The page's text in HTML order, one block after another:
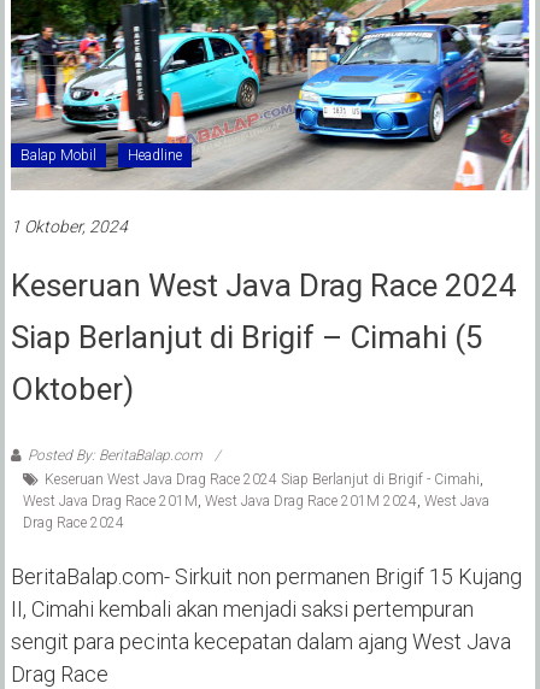
Balap Mobil Headline
1 Oktober, 2024
Keseruan West Java Drag Race 2024
Siap Berlanjut di Brigif – Cimahi (5
Oktober)
Posted By: BeritaBalap.com
Keseruan West Java Drag Race 2024 Siap Berlanjut di Brigif - Cimahi,
West Java Drag Race 201M, West Java Drag Race 201M 2024, West Java
Drag Race 2024
BeritaBalap.com- Sirkuit non permanen Brigif 15 Kujang
II, Cimahi kembali akan menjadi saksi pertempuran
sengit para pecinta kecepatan dalam ajang West Java
Drag Race